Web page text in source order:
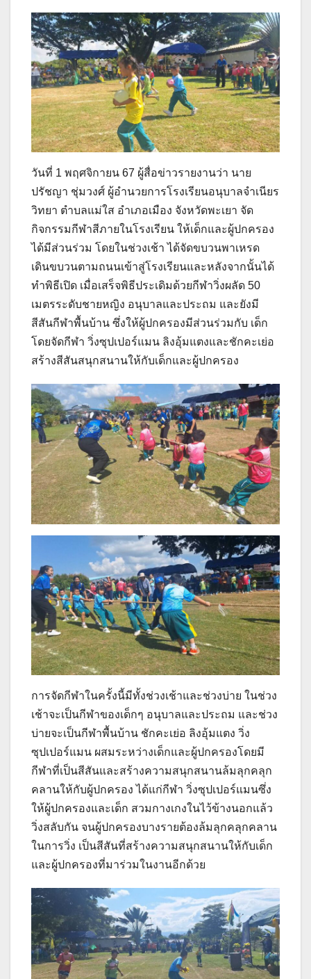
วันที่ 1 พฤศจิกายน 67 ผู้สื่อข่าวรายงานว่า นาย
ปรัชญา ชุ่มวงศ์ ผู้อำนวยการโรงเรียนอนุบาลจำเนียร
วิทยา ตำบลแม่ใส อำเภอเมือง จังหวัดพะเยา จัด
กิจกรรมกีฬาสีภายในโรงเรียน ให้เด็กและผู้ปกครอง
ได้มีส่วนร่วม โดยในช่วงเช้า ได้จัดขบวนพาเหรด
เดินขบวนตามถนนเข้าสู่โรงเรียนและหลังจากนั้นได้
ทำพิธีเปิด เมื่อเสร็จพิธีประเดิมด้วยกีฬาวิ่งผลัด 50
เมตรระดับชายหญิง อนุบาลและประถม และยังมี
สีสันกีฬาพื้นบ้าน ซึ่งให้ผู้ปกครองมีส่วนร่วมกับ เด็ก
โดยจัดกีฬา วิ่งซุปเปอร์แมน ลิงอุ้มแตงและชักคะเย่อ
สร้างสีสันสนุกสนานให้กับเด็กและผู้ปกครอง
การจัดกีฬาในครั้งนี้มีทั้งช่วงเช้าและช่วงบ่าย ในช่วง
เช้าจะเป็นกีฬาของเด็กๆ อนุบาลและประถม และช่วง
บ่ายจะเป็นกีฬาพื้นบ้าน ชักคะเย่อ ลิงอุ้มแตง วิ่ง
ซุปเปอร์แมน ผสมระหว่างเด็กและผู้ปกครองโดยมี
กีฬาที่เป็นสีสันและสร้างความสนุกสนานล้มลุกคลุก
คลานให้กับผู้ปกครอง ได้แก่กีฬา วิ่งซุปเปอร์แมนซึ่ง
ให้ผู้ปกครองและเด็ก สวมกางเกงในไว้ข้างนอกแล้ว
วิ่งสลับกัน จนผู้ปกครองบางรายต้องล้มลุกคลุกคลาน
ในการวิ่ง เป็นสีสันที่สร้างความสนุกสนานให้กับเด็ก
และผู้ปกครองที่มาร่วมในงานอีกด้วย